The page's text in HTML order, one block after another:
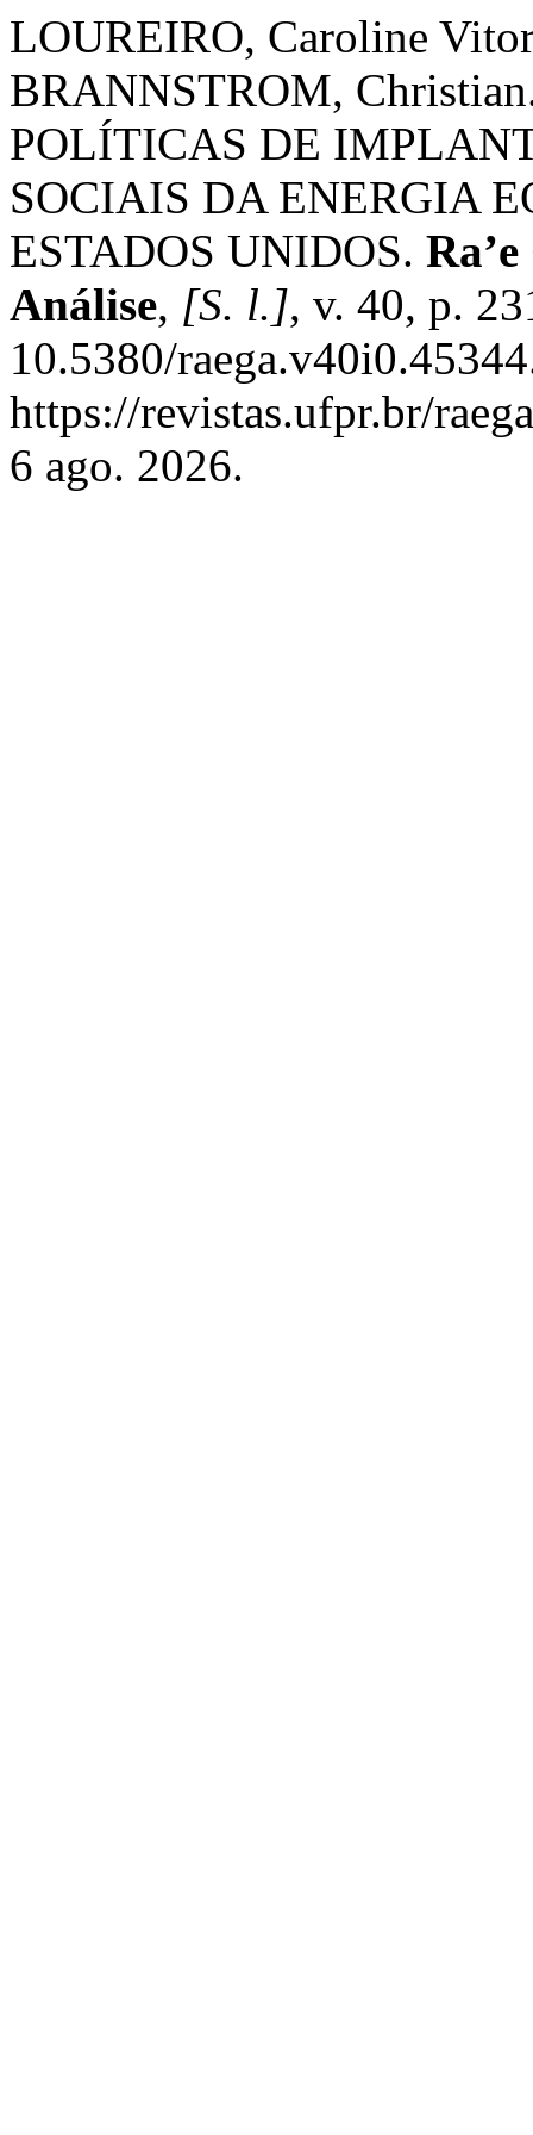
LOUREIRO, Caroline
BRANNSTROM,
POLÍTICAS DE
SOCIAIS DA ENERGIA
ESTADOS UNIDOS.
Análise, [S. l.], v. 40, p.
10.5380/
https://revistas.ufpr.br/
6 ago. 2026.